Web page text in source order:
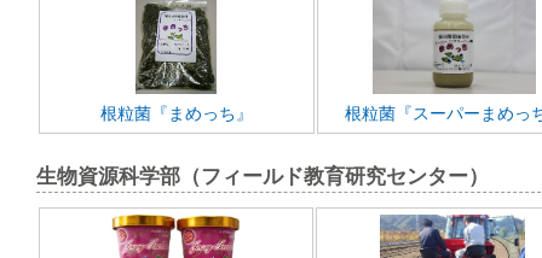
根粒菌『まめっち』 根粒菌『スーパーまめっ
生物資源科学部（フィールド教育研究センター）